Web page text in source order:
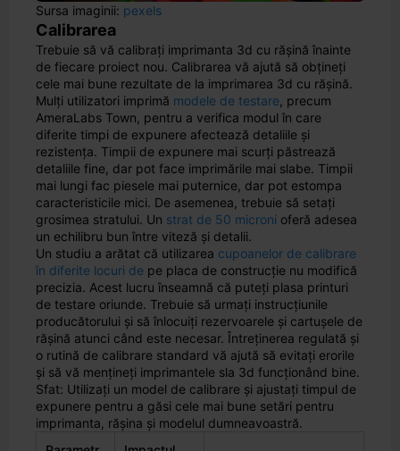
Sursa imaginii: pexels
Calibrarea
Trebuie să vă calibrați imprimanta 3d cu rășină înainte
de fiecare proiect nou. Calibrarea vă ajută să obțineți
cele mai bune rezultate de la imprimarea 3d cu rășină.
Mulți utilizatori imprimă modele de testare , precum
AmeraLabs Town, pentru a verifica modul în care
diferite timpi de expunere afectează detaliile și
rezistența. Timpii de expunere mai scurți păstrează
detaliile fine, dar pot face imprimările mai slabe. Timpii
mai lungi fac piesele mai puternice, dar pot estompa
caracteristicile mici. De asemenea, trebuie să setați
grosimea stratului. Un strat de 50 microni oferă adesea
un echilibru bun între viteză și detalii.
Un studiu a arătat că utilizarea cupoanelor de calibrare
în diferite locuri de pe placa de construcție nu modifică
precizia. Acest lucru înseamnă că puteți plasa printuri
de testare oriunde. Trebuie să urmați instrucțiunile
producătorului și să înlocuiți rezervoarele și cartușele de
rășină atunci când este necesar. Întreținerea regulată și
o rutină de calibrare standard vă ajută să evitați erorile
și să vă mențineți imprimantele sla 3d funcționând bine.
Sfat: Utilizați un model de calibrare și ajustați timpul de
expunere pentru a găsi cele mai bune setări pentru
imprimanta, rășina și modelul dumneavoastră.